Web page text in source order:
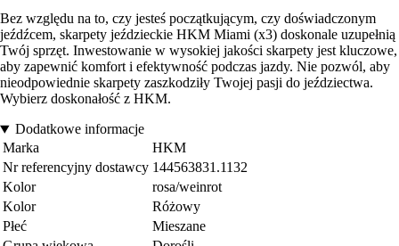
Bez względu na to, czy jesteś początkującym, czy doświadczonym
jeźdźcem, skarpety jeździeckie HKM Miami (x3) doskonale uzupełnią
Twój sprzęt. Inwestowanie w wysokiej jakości skarpety jest kluczowe,
aby zapewnić komfort i efektywność podczas jazdy. Nie pozwól, aby
nieodpowiednie skarpety zaszkodziły Twojej pasji do jeździectwa.
Wybierz doskonałość z HKM.
Dodatkowe informacje
Marka
HKM
Nr referencyjny dostawcy 144563831.1132
Kolor
rosa/weinrot
Kolor
Różowy
Płeć
Mieszane